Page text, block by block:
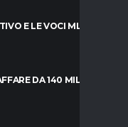
E LE VOCI MLS
DA 140 MILIONI